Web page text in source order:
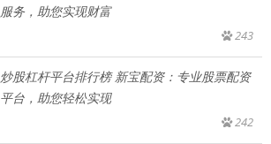
服务，助您实现财富
243
炒股杠杆平台排行榜 新宝配资：专业股票配资
平台，助您轻松实现
242